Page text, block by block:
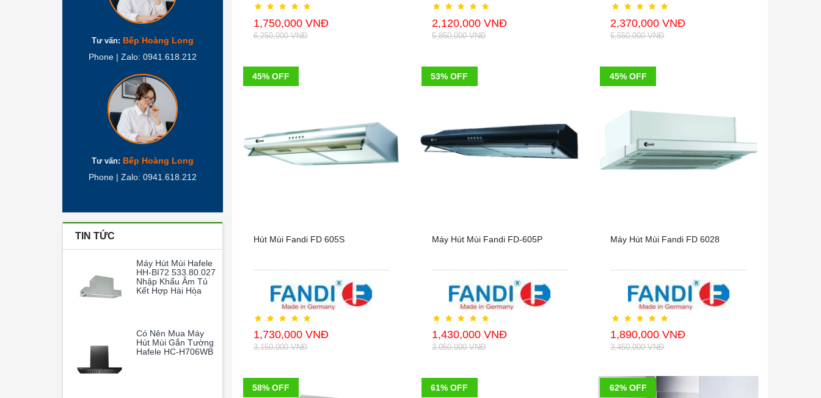
Tư vấn: Bếp Hoàng Long
Phone | Zalo: 0941.618.212
Tư vấn: Bếp Hoàng Long
Phone | Zalo: 0941.618.212
TIN TỨC
Máy Hút Mùi Hafele
HH-BI72 533.80.027
Nhập Khẩu Âm Tủ
Kết Hợp Hài Hòa
Có Nên Mua Máy
Hút Mùi Gắn Tường
Hafele HC-H706WB
1,750,000 VNĐ
6,250,000 VNĐ
2,120,000 VNĐ
5,850,000 VNĐ
2,370,000 VNĐ
5,550,000 VNĐ
45% OFF
Hút Mùi Fandi FD 605S
1,730,000 VNĐ
3,150,000 VNĐ
53% OFF
Máy Hút Mùi Fandi FD-605P
1,430,000 VNĐ
3,050,000 VNĐ
45% OFF
Máy Hút Mùi Fandi FD 6028
1,890,000 VNĐ
3,450,000 VNĐ
58% OFF 61% OFF 62% OFF